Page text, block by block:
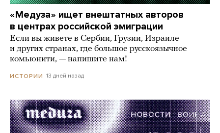
«Медуза» ищет внештатных авторов
в центрах российской эмиграции
Если вы живете в Сербии, Грузии, Израиле
и других странах, где большое русскоязычное
комьюнити, — напишите нам!
ИСТОРИИ 13 дней назад